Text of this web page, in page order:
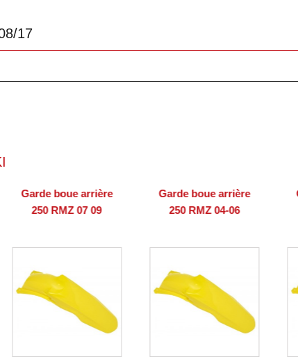
17
Garde boue arrière
250 RMZ 07 09
Garde boue arrière
250 RMZ 04-06